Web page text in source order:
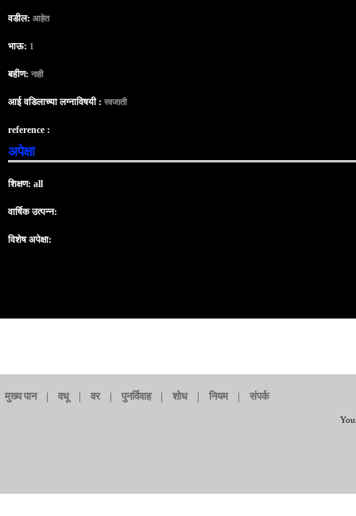
वडील: आहेत
भाऊ: 1
बहीण: नाही
आई वडिलाच्या लग्नाविषयी : स्वजाती
reference :
अपेक्षा
शिक्षण: all
वार्षिक उत्पन्न:
विशेष अपेक्षा:
मुख्य पान | वधू | वर | पुनर्विवाह | शोध | नियम | संपर्क